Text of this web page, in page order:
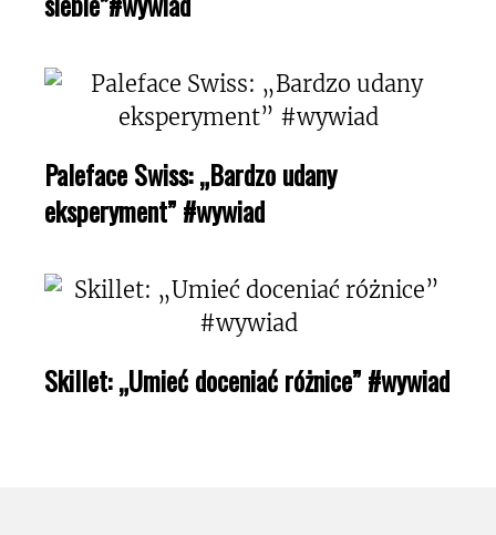
Paleface Swiss: „Bardzo udany
eksperyment” #wywiad
Skillet: „Umieć doceniać różnice” #wywiad